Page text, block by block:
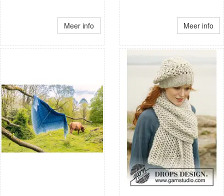
Meer info Meer info